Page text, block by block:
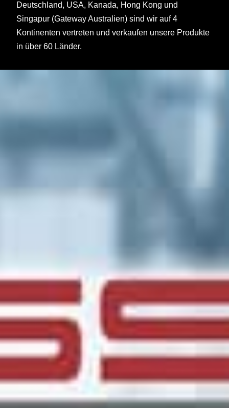
Deutschland, USA, Kanada, Hong Kong und
Singapur (Gateway Australien) sind wir auf 4
Kontinenten vertreten und verkaufen unsere Produkte
in über 60 Länder.